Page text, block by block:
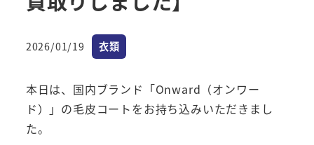
投稿日
2026/01/19 カテゴリー
衣類
本日は、国内ブランド「Onward（オンワー
ド）」の毛皮コートをお持ち込みいただきまし
た。